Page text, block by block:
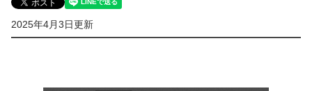
2025年4月3日更新